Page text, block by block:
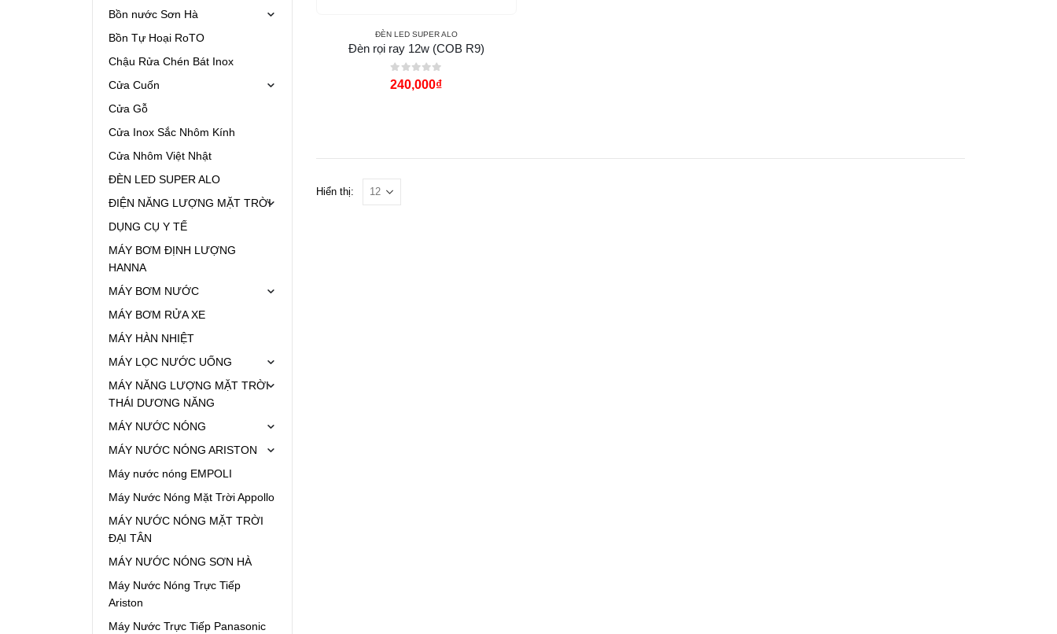
ĐÈN LED SUPER ALO
Đèn rọi ray 12w (COB R9)
0out of 5
240,000₫
Hiển thị:
Bồn nước Sơn Hà
Bồn Tự Hoại RoTO
Chậu Rửa Chén Bát Inox
Cửa Cuốn
Cửa Gỗ
Cửa Inox Sắc Nhôm Kính
Cửa Nhôm Việt Nhật
ĐÈN LED SUPER ALO
ĐIỆN NĂNG LƯỢNG MẶT TRỜI
DỤNG CỤ Y TẾ
MÁY BƠM ĐỊNH LƯỢNG
HANNA
MÁY BƠM NƯỚC
MÁY BƠM RỬA XE
MÁY HÀN NHIỆT
MÁY LỌC NƯỚC UỐNG
MÁY NĂNG LƯỢNG MẶT TRỜI
THÁI DƯƠNG NĂNG
MÁY NƯỚC NÓNG
MÁY NƯỚC NÓNG ARISTON
Máy nước nóng EMPOLI
Máy Nước Nóng Mặt Trời Appollo
MÁY NƯỚC NÓNG MẶT TRỜI
ĐẠI TÂN
MÁY NƯỚC NÓNG SƠN HÀ
Máy Nước Nóng Trực Tiếp
Ariston
Máy Nước Trực Tiếp Panasonic